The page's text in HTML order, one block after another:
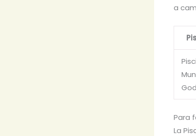
a
Para
La